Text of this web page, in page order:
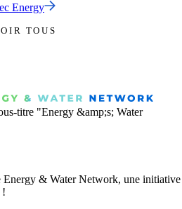
Energy
TOUS
titre "Energy &amp;s; Water
& Water Network, une initiative
!